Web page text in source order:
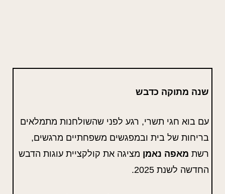
שנה מתוקה כדבש
עם בוא חגי תשרי, רגע לפני שהשולחנות מתמלאים
בריחות של בית ובמפגשים משפחתיים מרגשים,
רשת מאפה נאמן מציגה את קולקציית עוגות הדבש
החדשה לשנת 2025.